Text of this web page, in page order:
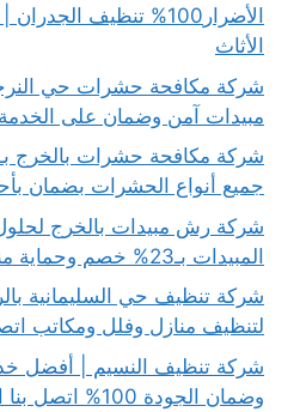
الأضرار100% تنظيف
الأثاث
شركة مكافحة حشرات حي
مبيدات آمن وضمان على
جميع أنواع الحشرات بضمان
شركة رش مبيدات بالخرج
المبيدات بـ23% خصم وحماية منزلك من الآفات
لتنظيف منازل وفلل ومكاتب
شركة تنظيف النسيم | أفضل
وضمان الجودة 100% اتصل بنا الان